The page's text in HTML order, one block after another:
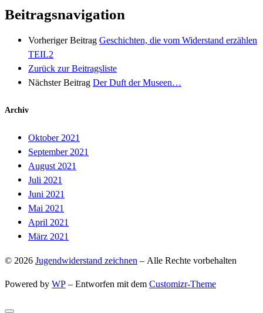
Beitragsnavigation
Vorheriger Beitrag Geschichten, die vom Widerstand erzählen
TEIL2
Zurück zur Beitragsliste
Nächster Beitrag Der Duft der Museen…
Archiv
Oktober 2021
September 2021
August 2021
Juli 2021
Juni 2021
Mai 2021
April 2021
März 2021
© 2026 Jugendwiderstand zeichnen – Alle Rechte vorbehalten
Powered by WP – Entworfen mit dem Customizr-Theme